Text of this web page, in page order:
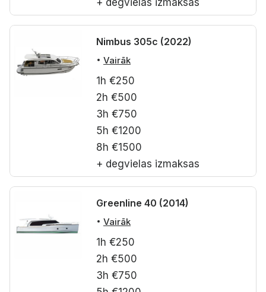
+ degvielas izmaksas
Nimbus 305c (2022)
Vairāk
1h €250
2h €500
3h €750
5h €1200
8h €1500
+ degvielas izmaksas
Greenline 40 (2014)
Vairāk
1h €250
2h €500
3h €750